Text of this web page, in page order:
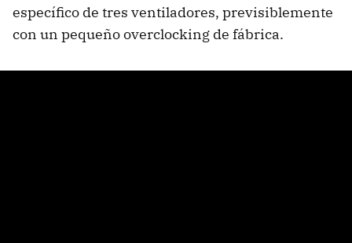
específico de tres ventiladores, previsiblemente
con un pequeño overclocking de fábrica.